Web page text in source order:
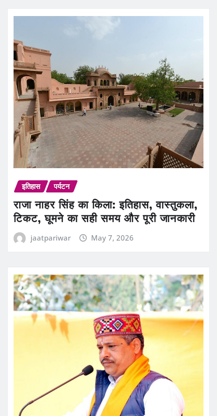
इतिहास पर्यटन
राजा नाहर सिंह का किला: इतिहास, वास्तुकला,
टिकट, घूमने का सही समय और पूरी जानकारी
jaatpariwar May 7, 2026